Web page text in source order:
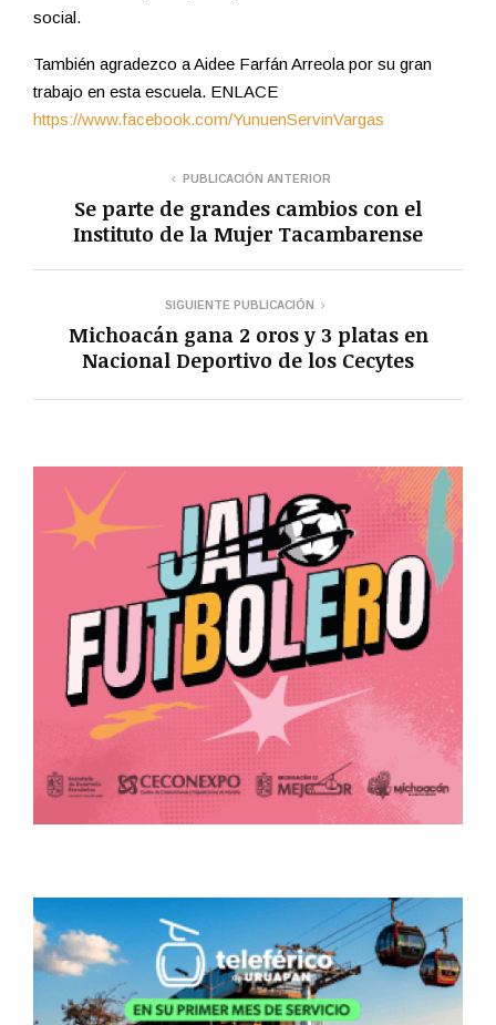
social.
También agradezco a Aidee Farfán Arreola por su gran
trabajo en esta escuela. ENLACE
https://www.facebook.com/YunuenServinVargas
PUBLICACIÓN ANTERIOR
Se parte de grandes cambios con el
Instituto de la Mujer Tacambarense
SIGUIENTE PUBLICACIÓN
Michoacán gana 2 oros y 3 platas en
Nacional Deportivo de los Cecytes